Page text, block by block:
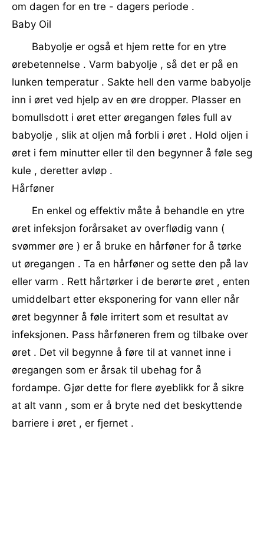
om dagen for en tre - dagers periode .
Baby Oil
Babyolje er også et hjem rette for en ytre
ørebetennelse . Varm babyolje , så det er på en
lunken temperatur . Sakte hell den varme babyolje
inn i øret ved hjelp av en øre dropper. Plasser en
bomullsdott i øret etter øregangen føles full av
babyolje , slik at oljen må forbli i øret . Hold oljen i
øret i fem minutter eller til den begynner å føle seg
kule , deretter avløp .
Hårføner
En enkel og effektiv måte å behandle en ytre
øret infeksjon forårsaket av overflødig vann (
svømmer øre ) er å bruke en hårføner for å tørke
ut øregangen . Ta en hårføner og sette den på lav
eller varm . Rett hårtørker i de berørte øret , enten
umiddelbart etter eksponering for vann eller når
øret begynner å føle irritert som et resultat av
infeksjonen. Pass hårføneren frem og tilbake over
øret . Det vil begynne å føre til at vannet inne i
øregangen som er årsak til ubehag for å
fordampe. Gjør dette for flere øyeblikk for å sikre
at alt vann , som er å bryte ned det beskyttende
barriere i øret , er fjernet .